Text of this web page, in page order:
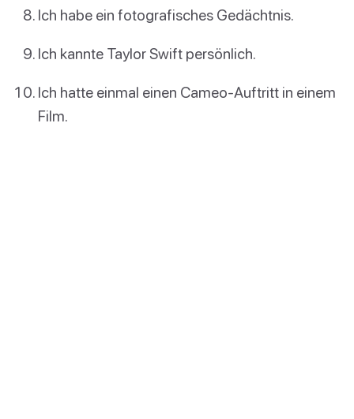
Ich habe ein fotografisches Gedächtnis.
Ich kannte Taylor Swift persönlich.
Ich hatte einmal einen Cameo-Auftritt in einem
Film.